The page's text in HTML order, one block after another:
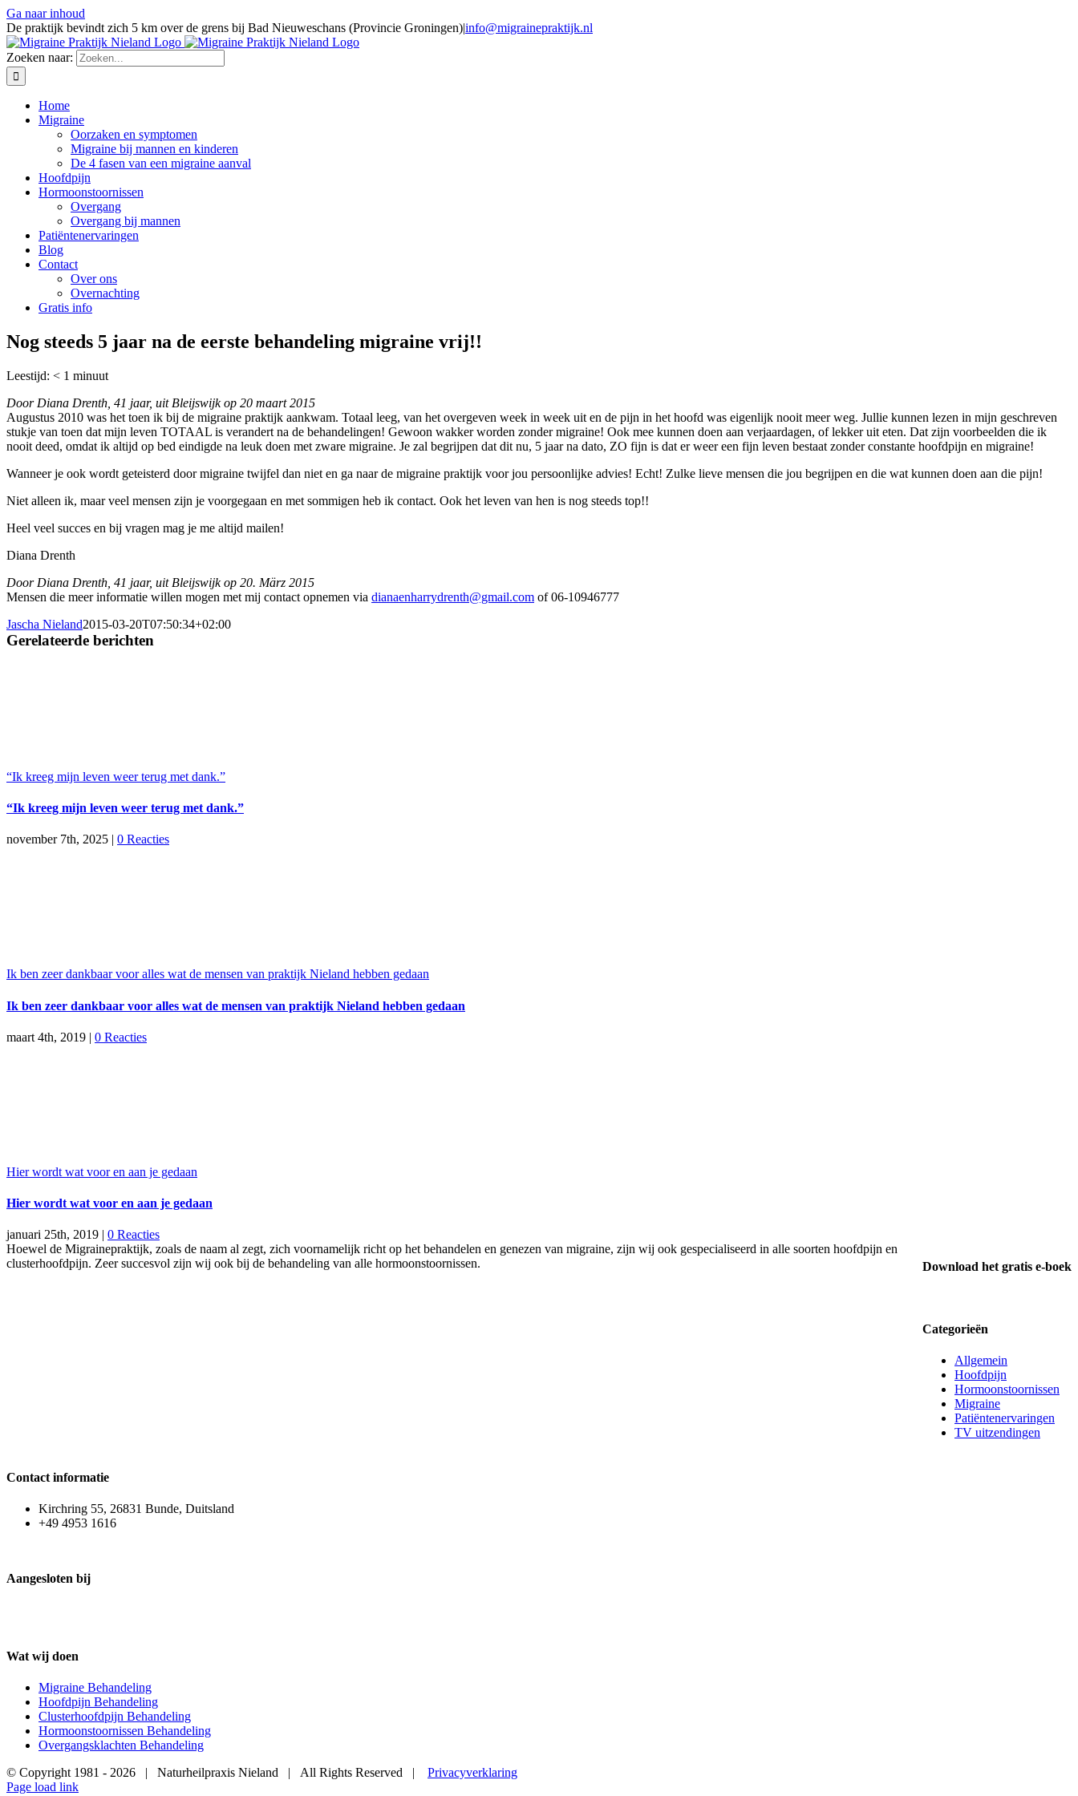
Ga naar inhoud
De praktijk bevindt zich 5 km over de grens bij Bad Nieuweschans (Provincie Groningen)|info@migrainepraktijk.nl
Zoeken naar:
Home
Migraine
Oorzaken en symptomen
Migraine bij mannen en kinderen
De 4 fasen van een migraine aanval
Hoofdpijn
Hormoonstoornissen
Overgang
Overgang bij mannen
Patiëntenervaringen
Blog
Contact
Over ons
Overnachting
Gratis info
Nog steeds 5 jaar na de eerste behandeling migraine vrij!!
Leestijd: < 1 minuut
Door Diana Drenth, 41 jaar, uit Bleijswijk op 20 maart 2015
Augustus 2010 was het toen ik bij de migraine praktijk aankwam. Totaal leeg, van het overgeven week in week uit en de pijn in het hoofd was eigenlijk nooit meer weg. Jullie kunnen lezen in mijn geschreven
stukje van toen dat mijn leven TOTAAL is verandert na de behandelingen! Gewoon wakker worden zonder migraine! Ook mee kunnen doen aan verjaardagen, of lekker uit eten. Dat zijn voorbeelden die ik
nooit deed, omdat ik altijd op bed eindigde na leuk doen met zware migraine. Je zal begrijpen dat dit nu, 5 jaar na dato, ZO fijn is dat er weer een fijn leven bestaat zonder constante hoofdpijn en migraine!
Wanneer je ook wordt geteisterd door migraine twijfel dan niet en ga naar de migraine praktijk voor jou persoonlijke advies! Echt! Zulke lieve mensen die jou begrijpen en die wat kunnen doen aan die pijn!
Niet alleen ik, maar veel mensen zijn je voorgegaan en met sommigen heb ik contact. Ook het leven van hen is nog steeds top!!
Heel veel succes en bij vragen mag je me altijd mailen!
Diana Drenth
Door Diana Drenth, 41 jaar, uit Bleijswijk op 20. März 2015
Mensen die meer informatie willen mogen met mij contact opnemen via dianaenharrydrenth@gmail.com of 06-10946777
Jascha Nieland2015-03-20T07:50:34+02:00
Gerelateerde berichten
“Ik kreeg mijn leven weer terug met dank.”
“Ik kreeg mijn leven weer terug met dank.”
november 7th, 2025 | 0 Reacties
Ik ben zeer dankbaar voor alles wat de mensen van praktijk Nieland hebben gedaan
Ik ben zeer dankbaar voor alles wat de mensen van praktijk Nieland hebben gedaan
maart 4th, 2019 | 0 Reacties
Hier wordt wat voor en aan je gedaan
Hier wordt wat voor en aan je gedaan
januari 25th, 2019 | 0 Reacties
Download het gratis e-boek
Categorieën
Allgemein
Hoofdpijn
Hormoonstoornissen
Migraine
Patiëntenervaringen
TV uitzendingen
Hoewel de Migrainepraktijk, zoals de naam al zegt, zich voornamelijk richt op het behandelen en genezen van migraine, zijn wij ook gespecialiseerd in alle soorten hoofdpijn en
clusterhoofdpijn. Zeer succesvol zijn wij ook bij de behandeling van alle hormoonstoornissen.
Contact informatie
Kirchring 55, 26831 Bunde, Duitsland
+49 4953 1616
Aangesloten bij
Wat wij doen
Migraine Behandeling
Hoofdpijn Behandeling
Clusterhoofdpijn Behandeling
Hormoonstoornissen Behandeling
Overgangsklachten Behandeling
© Copyright 1981 - 2026 | Naturheilpraxis Nieland | All Rights Reserved | Privacyverklaring
Page load link